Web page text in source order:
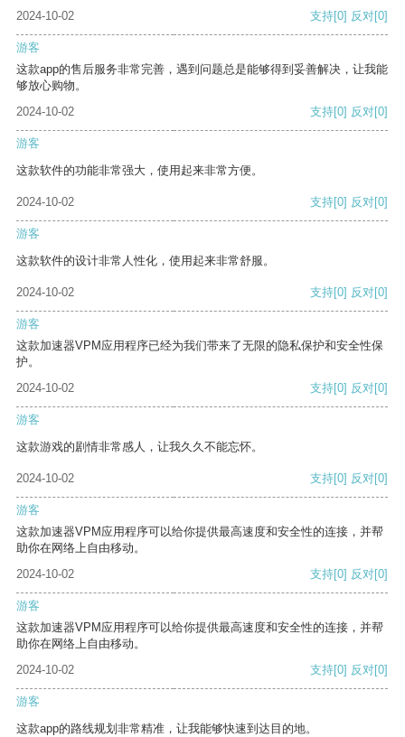
2024-10-02 支持[0] 反对[0]
游客
这款app的售后服务非常完善，遇到问题总是能够得到妥善解决，让我能
够放心购物。
2024-10-02
支持[0] 反对[0]
游客
这款软件的功能非常强大，使用起来非常方便。
2024-10-02 支持[0] 反对[0]
游客
这款软件的设计非常人性化，使用起来非常舒服。
2024-10-02 支持[0] 反对[0]
游客
这款加速器VPM应用程序已经为我们带来了无限的隐私保护和安全性保
护。
2024-10-02
支持[0] 反对[0]
游客
这款游戏的剧情非常感人，让我久久不能忘怀。
2024-10-02 支持[0] 反对[0]
游客
这款加速器VPM应用程序可以给你提供最高速度和安全性的连接，并帮
助你在网络上自由移动。
2024-10-02
支持[0] 反对[0]
游客
这款加速器VPM应用程序可以给你提供最高速度和安全性的连接，并帮
助你在网络上自由移动。
2024-10-02
支持[0] 反对[0]
游客
这款app的路线规划非常精准，让我能够快速到达目的地。